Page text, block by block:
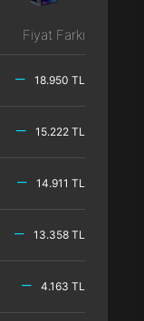
Fiyat Farkı
18.950 TL
15.222 TL
14.911 TL
13.358 TL
4.163 TL